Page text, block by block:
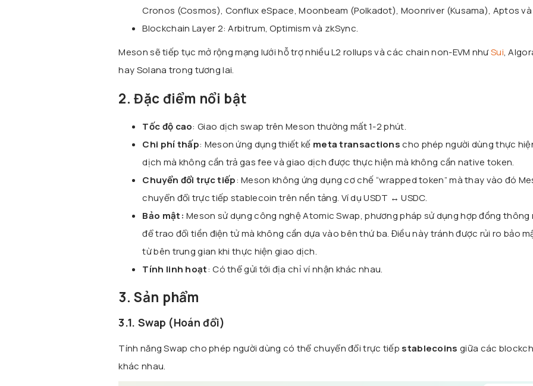
Cronos (Cosmos), Conflux eSpace, Moonbeam (Polkadot), Moonriver (Kusama), Aptos và
Blockchain Layer 2: Arbitrum, Optimism và zkSync.
Meson sẽ tiếp tục mở rộng mạng lưới hỗ trợ nhiều L2 rollups và các chain non-EVM nhưSui,
hay Solana trong tương lai.
2. Đặc điểm nổi bật
Tốc độ cao: Giao dịch swap trên Meson thường mất 1-2 phút.
Chi phí thấp: Meson ứng dụng thiết kế meta transactionscho phép người dùng thực
dịch mà không cần trả gas fee và giao dịch được thực hiện mà không cần native token.
Chuyển đổi trực tiếp: Meson không ứng dụng cơ chế “wrapped token” mà thay vào đó
chuyển đổi trực tiếp stablecoin trên nền tảng. Ví dụ USDT ↔ USDC.
Bảo mật: Meson sử dụng công nghệ Atomic Swap, phương pháp sử dụng hợp đồng thông
để trao đổi tiền điện tử mà không cần dựa vào bên thứ ba. Điều này tránh được rủi ro bảo
từ bên trung gian khi thực hiện giao dịch.
Tính linh hoạt: Có thể gửi tới địa chỉ ví nhận khác nhau.
3. Sản phẩm
3.1. Swap (Hoán đổi)
Tính năng Swap cho phép người dùng có thể chuyển đổi trực tiếp stablecoins giữa các
khác nhau.